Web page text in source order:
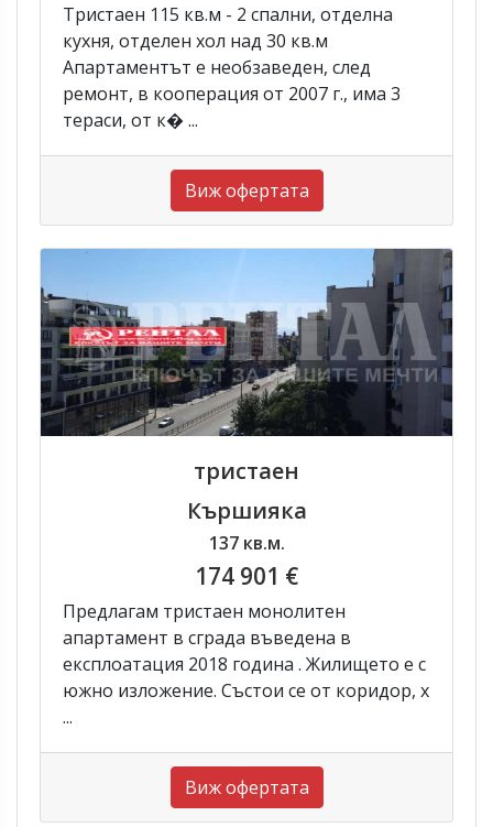
Тристаен 115 кв.м - 2 спални, отделна
кухня, отделен хол над 30 кв.м
Апартаментът е необзаведен, след
ремонт, в кооперация от 2007 г., има 3
тераси, от к� ...
Виж офертата
тристаен
Кършияка
137 кв.м.
174 901 €
Предлагам тристаен монолитен
апартамент в сграда въведена в
експлоатация 2018 година . Жилището е с
южно изложение. Състои се от коридор, х
...
Виж офертата